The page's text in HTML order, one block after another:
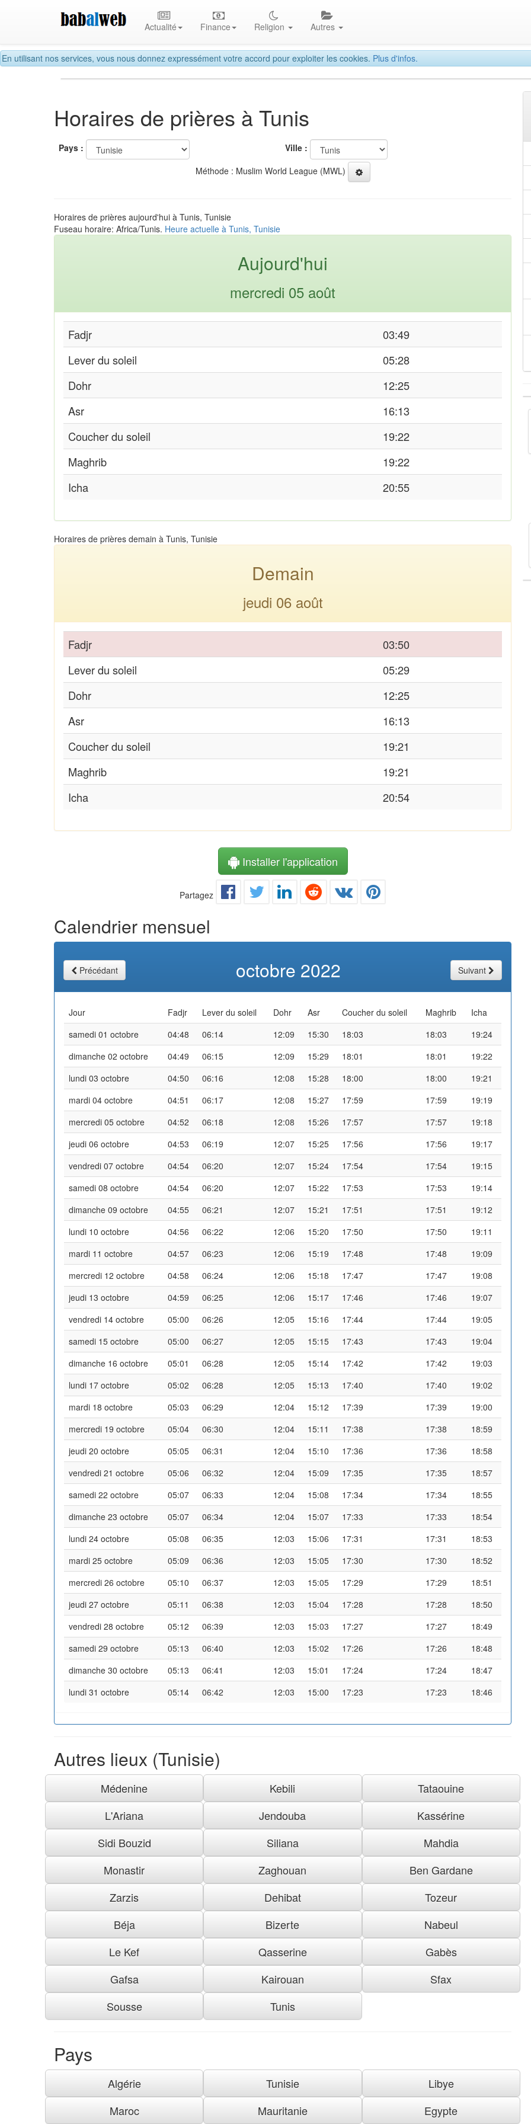
En utilisant nos services, vous nous donnez expressément votre accord pour exploiter les cookies. Plus d'infos.
Actualité Finance Religion Autres
Horaires de prières à Tunis
Pays :
Ville :
Méthode : Muslim World League (MWL)
Horaires de prières aujourd'hui à Tunis, Tunisie
Fuseau horaire: Africa/Tunis. Heure actuelle à Tunis, Tunisie
Aujourd'hui
mercredi 05 août
Fadjr
03:49
Lever du soleil
05:28
Dohr
12:25
Asr
16:13
Coucher du soleil
19:22
Maghrib
19:22
Icha
20:55
Horaires de prières demain à Tunis, Tunisie
Demain
jeudi 06 août
Fadjr
03:50
Lever du soleil
05:29
Dohr
12:25
Asr
16:13
Coucher du soleil
19:21
Maghrib
19:21
Icha
20:54
Installer l'application
Partagez
Calendrier mensuel
Précédant octobre 2022 Suivant
Jour Fadjr Lever du soleil Dohr Asr Coucher du soleil Maghrib
Icha
samedi 01 octobre
04:48 06:14 12:09 15:30 18:03 18:03
19:24
dimanche 02 octobre
04:49 06:15 12:09 15:29 18:01 18:01
19:22
lundi 03 octobre
04:50 06:16 12:08 15:28 18:00 18:00
19:21
mardi 04 octobre
04:51 06:17 12:08 15:27 17:59 17:59
19:19
mercredi 05 octobre
04:52 06:18 12:08 15:26 17:57 17:57
19:18
jeudi 06 octobre
04:53 06:19 12:07 15:25 17:56 17:56
19:17
vendredi 07 octobre
04:54 06:20 12:07 15:24 17:54 17:54
19:15
samedi 08 octobre
04:54 06:20 12:07 15:22 17:53 17:53
19:14
dimanche 09 octobre
04:55 06:21 12:07 15:21 17:51 17:51
19:12
lundi 10 octobre
04:56 06:22 12:06 15:20 17:50 17:50
19:11
mardi 11 octobre
04:57 06:23 12:06 15:19 17:48 17:48
19:09
mercredi 12 octobre
04:58 06:24 12:06 15:18 17:47 17:47
19:08
jeudi 13 octobre
04:59 06:25 12:06 15:17 17:46 17:46
19:07
vendredi 14 octobre
05:00 06:26 12:05 15:16 17:44 17:44
19:05
samedi 15 octobre
05:00 06:27 12:05 15:15 17:43 17:43
19:04
dimanche 16 octobre
05:01 06:28 12:05 15:14 17:42 17:42
19:03
lundi 17 octobre
05:02 06:28 12:05 15:13 17:40 17:40
19:02
mardi 18 octobre
05:03 06:29 12:04 15:12 17:39 17:39
19:00
mercredi 19 octobre
05:04 06:30 12:04 15:11 17:38 17:38
18:59
jeudi 20 octobre
05:05 06:31 12:04 15:10 17:36 17:36
18:58
vendredi 21 octobre
05:06 06:32 12:04 15:09 17:35 17:35
18:57
samedi 22 octobre
05:07 06:33 12:04 15:08 17:34 17:34
18:55
dimanche 23 octobre
05:07 06:34 12:04 15:07 17:33 17:33
18:54
lundi 24 octobre
05:08 06:35 12:03 15:06 17:31 17:31
18:53
mardi 25 octobre
05:09 06:36 12:03 15:05 17:30 17:30
18:52
mercredi 26 octobre
05:10 06:37 12:03 15:05 17:29 17:29
18:51
jeudi 27 octobre
05:11 06:38 12:03 15:04 17:28 17:28
18:50
vendredi 28 octobre
05:12 06:39 12:03 15:03 17:27 17:27
18:49
samedi 29 octobre
05:13 06:40 12:03 15:02 17:26 17:26
18:48
dimanche 30 octobre
05:13 06:41 12:03 15:01 17:24 17:24
18:47
lundi 31 octobre
05:14 06:42 12:03 15:00 17:23 17:23 18:46
Autres lieux (Tunisie)
Médenine Kebili
Tataouine
L'Ariana
Jendouba
Kassérine
Sidi Bouzid
Siliana
Mahdia
Monastir
Zaghouan
Ben Gardane
Zarzis
Dehibat
Tozeur
Béja
Bizerte
Nabeul
Le Kef
Qasserine
Gabès
Gafsa
Kairouan
Sfax
Sousse
Tunis
Pays
Algérie Tunisie
Libye
Maroc
Mauritanie Egypte